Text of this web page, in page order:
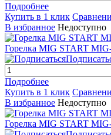
Подробнее
Купить в 1 клик
В избранное Недоступно
Горелка MIG START
Подробнее
Купить в 1 клик
В избранное Недоступно
Горелка MIG START